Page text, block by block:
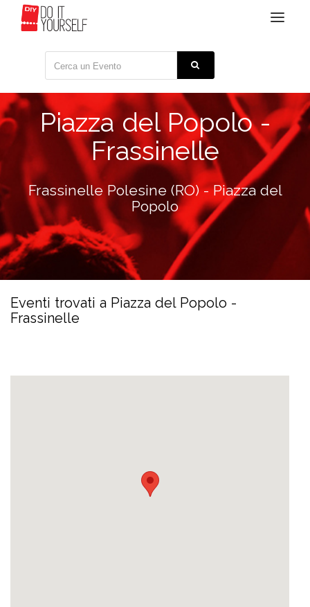
Toggle
Piazza del Popolo -
Frassinelle
Frassinelle Polesine (RO) - Piazza del
Popolo
Eventi trovati a Piazza del Popolo -
Frassinelle